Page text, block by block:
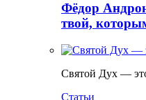
Фёдор
твой,
Святой Дух —
Статьи